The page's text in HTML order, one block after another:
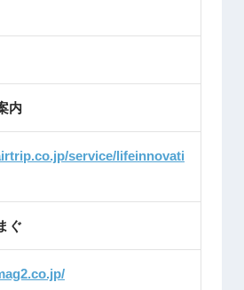
内
service/lifeinnovati
ぐ